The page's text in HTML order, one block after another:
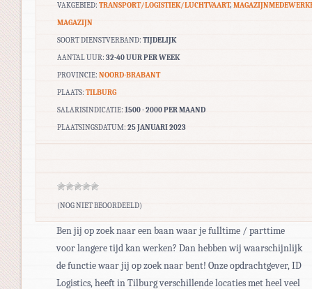
VAKGEBIED: TRANSPORT/LOGISTIEK/LUCHTVAART,
MAGAZIJN
SOORT DIENSTVERBAND: TIJDELIJK
AANTAL UUR: 32-40 UUR PER WEEK
PROVINCIE: NOORD-BRABANT
PLAATS: TILBURG
SALARISINDICATIE: 1500 - 2000 PER MAAND
PLAATSINGSDATUM: 25 JANUARI 2023
(NOG NIET BEOORDEELD)
Ben jij op zoek naar een baan waar je fulltime / parttime
voor langere tijd kan werken? Dan hebben wij waarschijnlijk
de functie waar jij op zoek naar bent! Onze opdrachtgever, ID
Logistics, heeft in Tilburg verschillende locaties met heel veel